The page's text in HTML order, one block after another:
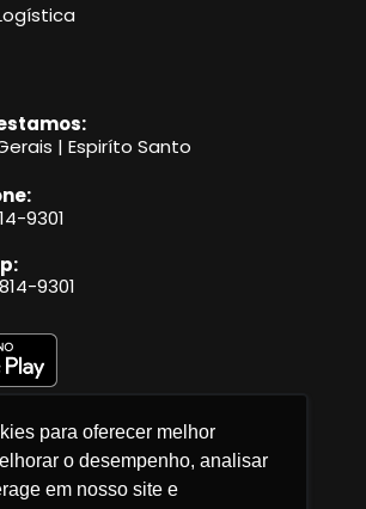
para oferecer melhor
o desempenho, analisar
em nosso site e
| Espiríto Santo
9301
9301